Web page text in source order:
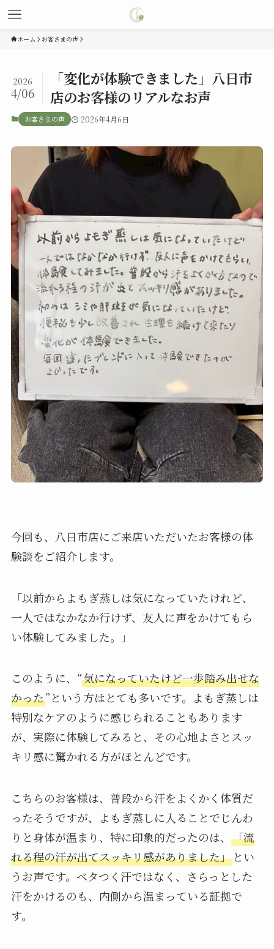
ホーム お客さまの声
「変化が体験できました」八日市
店のお客様のリアルなお声
2026
4/06
お客さまの声 2026年4月6日
今回も、八日市店にご来店いただいたお客様の体
験談をご紹介します。
「以前からよもぎ蒸しは気になっていたけれど、
一人ではなかなか行けず、友人に声をかけてもら
い体験してみました。」
このように、“気になっていたけど一歩踏み出せな
かった”という方はとても多いです。よもぎ蒸しは
特別なケアのように感じられることもあります
が、実際に体験してみると、その心地よさとスッ
キリ感に驚かれる方がほとんどです。
こちらのお客様は、普段から汗をよくかく体質だ
ったそうですが、よもぎ蒸しに入ることでじんわ
りと身体が温まり、特に印象的だったのは、 「流
れる程の汗が出てスッキリ感がありました」とい
うお声です。ベタつく汗ではなく、さらっとした
汗をかけるのも、内側から温まっている証拠で
す。